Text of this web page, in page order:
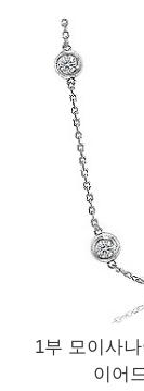
1부 모이사
이어